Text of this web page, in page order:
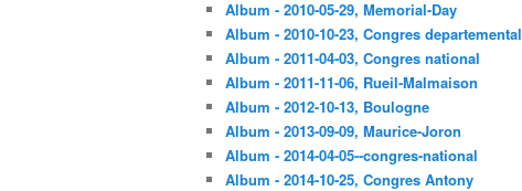
Album - 2010-05-29, Memorial-Day
Album - 2010-10-23, Congres departemental
Album - 2011-04-03, Congres national
Album - 2011-11-06, Rueil-Malmaison
Album - 2012-10-13, Boulogne
Album - 2013-09-09, Maurice-Joron
Album - 2014-04-05--congres-national
Album - 2014-10-25, Congres Antony